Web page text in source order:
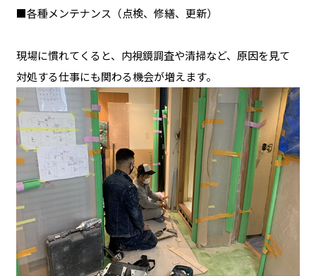
■各種メンテナンス（点検、修繕、更新）
現場に慣れてくると、内視鏡調査や清掃など、原因を見て
対処する仕事にも関わる機会が増えます。